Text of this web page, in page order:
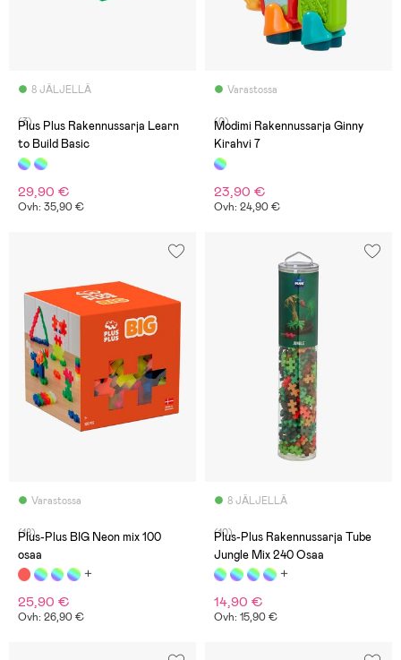
8 JÄLJELLÄ
(3)
Plus Plus Rakennussarja Learn
to Build Basic
29,90 €
Ovh: 35,90 €
Varastossa
(0)
Modimi Rakennussarja Ginny
Kirahvi 7
23,90 €
Ovh: 24,90 €
Varastossa
(18)
Plus-Plus BIG Neon mix 100
osaa
25,90 €
Ovh: 26,90 €
8 JÄLJELLÄ
(10)
Plus-Plus Rakennussarja Tube
Jungle Mix 240 Osaa
14,90 €
Ovh: 15,90 €